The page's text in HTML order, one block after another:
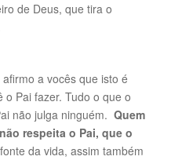
de Deus, que tira o
a vocês que isto é
Pai fazer. Tudo o que o
não julga ninguém. Quem
respeita o Pai, que o
da vida, assim também